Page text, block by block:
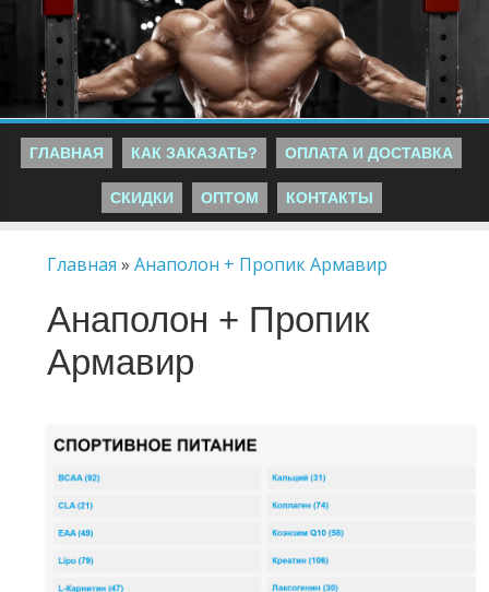
ГЛАВНАЯ КАК ЗАКАЗАТЬ? ОПЛАТА И ДОСТАВКА
СКИДКИ ОПТОМ КОНТАКТЫ
Главная »Анаполон + Пропик Армавир
Анаполон + Пропик
Армавир